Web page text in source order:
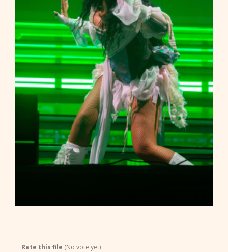
Rate this file (No vote yet)